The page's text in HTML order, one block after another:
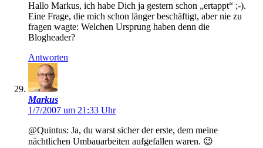
Hallo Markus, ich habe Dich ja gestern schon „ertappt“ ;-).
Eine Frage, die mich schon länger beschäftigt, aber nie zu
fragen wagte: Welchen Ursprung haben denn die
Blogheader?
Antworten
Markus
1/7/2007 um 21:33 Uhr
@Quintus: Ja, du warst sicher der erste, dem meine
nächtlichen Umbauarbeiten aufgefallen waren. 😉